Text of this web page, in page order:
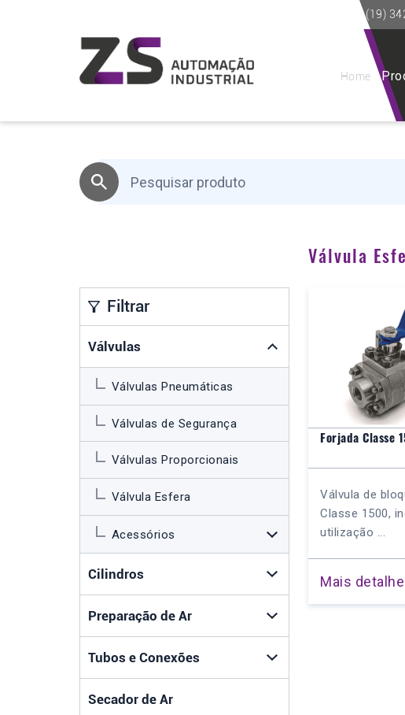
(19)
Home
Válvula
Filtrar
Válvulas
Válvulas Pneumáticas
Válvulas de Segurança
Válvulas Proporcionais
Válvula Esfera
Acessórios
Cilindros
Preparação de Ar
Tubos e Conexões
Secador de Ar
Forjada Classe
Válvula de
Classe 1500,
utilização ...
Mais